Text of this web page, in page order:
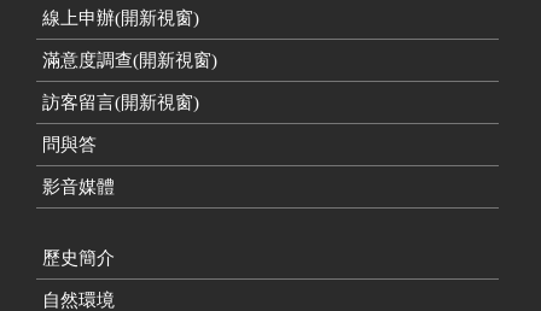
線上申辦(開新視窗)
滿意度調查(開新視窗)
訪客留言(開新視窗)
問與答
影音媒體
歷史簡介
自然環境